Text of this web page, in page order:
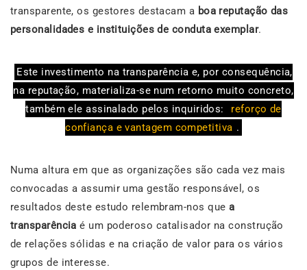
transparente, os gestores destacam a boa reputação das
personalidades e instituições de conduta exemplar.
Este investimento na transparência e, por consequência,
na reputação, materializa-se num retorno muito concreto,
também ele assinalado pelos inquiridos:
reforço de
confiança e vantagem competitiva .
Numa altura em que as organizações são cada vez mais
convocadas a assumir uma gestão responsável, os
resultados deste estudo relembram-nos que a
transparência é um poderoso catalisador na construção
de relações sólidas e na criação de valor para os vários
grupos de interesse.